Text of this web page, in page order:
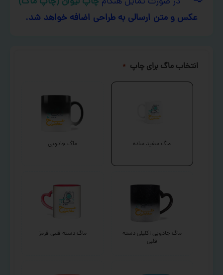
عکس و متن ارسالی به طراحی اضافه خواهد شد.
انتخاب ماگ برای چاپ *
ماگ سفید ساده ماگ جادویی
ماگ جادویی اکلیلی دسته
قلبی
ماگ دسته قلبی قرمز